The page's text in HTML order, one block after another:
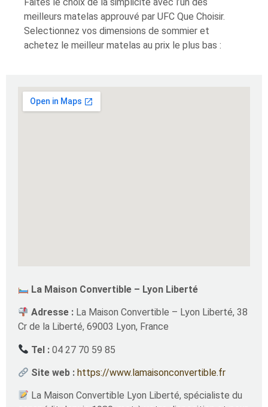
meilleurs matelas approuvé par UFC Que Choisir.
Selectionnez vos dimensions de sommier et
achetez le meilleur matelas au prix le plus bas :
La Maison Convertible – Lyon Liberté
Adresse : La Maison Convertible – Lyon Liberté, 38
Cr de la Liberté, 69003 Lyon, France
Tel : 04 27 70 59 85
Site web : https://www.lamaisonconvertible.fr
La Maison Convertible Lyon Liberté, spécialiste du